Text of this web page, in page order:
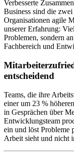
Verbesserte
Business sind die
Organisationen agile
unserer Erfahrung:
Problemen, sondern
Fachbereich und
entscheidend
Teams, die ihre
einer um 23 %
in Gesprächen über
Entwicklungsteam
ein und löst Probleme
Arbeit sieht und nicht